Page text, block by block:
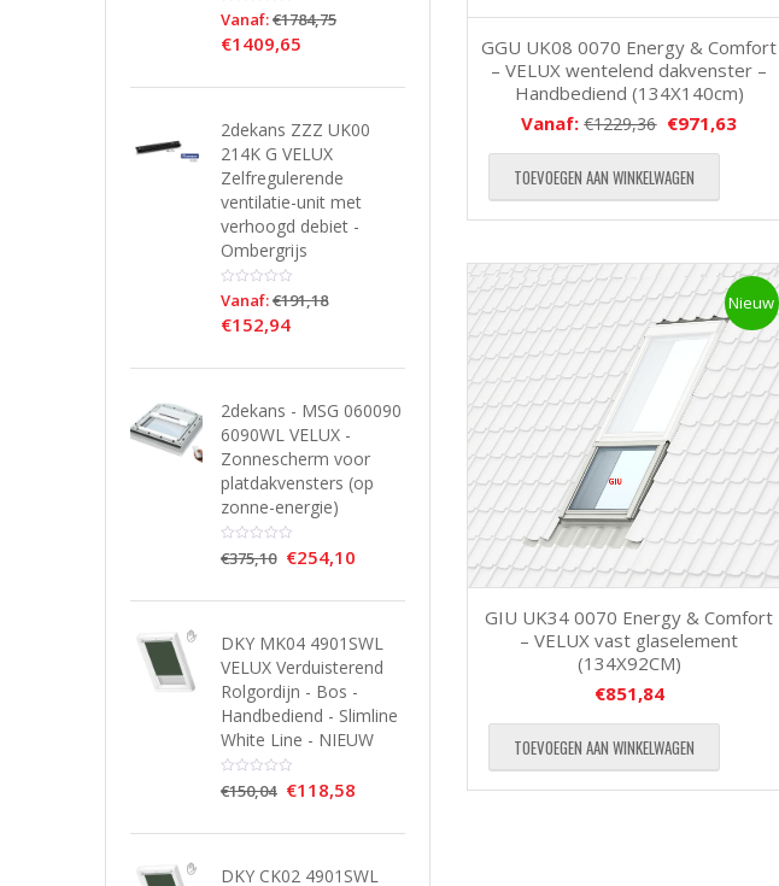
Vanaf:€1784,75
€1409,65
2dekans ZZZ UK00
214K G VELUX
Zelfregulerende
ventilatie-unit met
verhoogd debiet -
Ombergrijs
Vanaf:€191,18
€152,94
2dekans - MSG 060090
6090WL VELUX -
Zonnescherm voor
platdakvensters (op
zonne-energie)
€375,10 €254,10
DKY MK04 4901SWL
VELUX Verduisterend
Rolgordijn - Bos -
Handbediend - Slimline
White Line - NIEUW
€150,04 €118,58
DKY CK02 4901SWL
GGU UK08 0070 Energy & Comfort
– VELUX wentelend dakvenster –
Handbediend (134X140cm)
Vanaf:€1229,36 €971,63
TOEVOEGEN AAN WINKELWAGEN
Nieuw
GIU UK34 0070 Energy & Comfort
– VELUX vast glaselement
(134X92CM)
€851,84
TOEVOEGEN AAN WINKELWAGEN